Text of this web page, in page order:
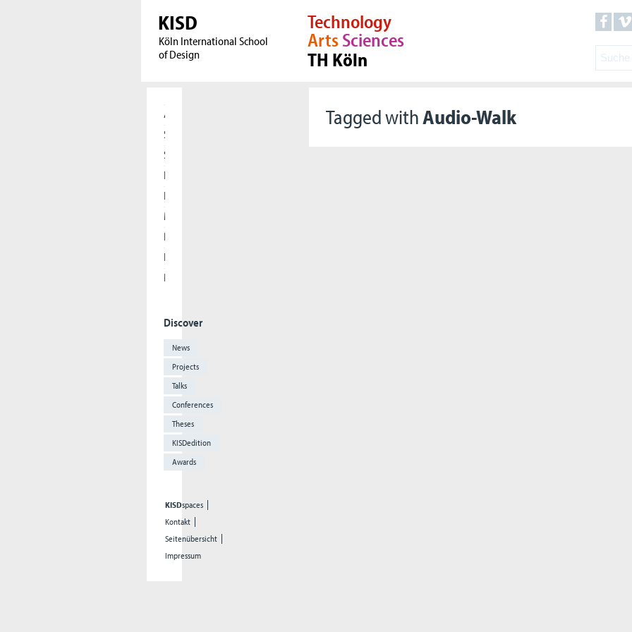
KISD
Köln International School
of Design
Technology
ArtsSciences
TH Köln
Tagged withAudio-Walk
Aktuelles
Studierende
Studieninteressierte
Forschung
International
Meet our Alumni
Presse
Kooperationen
Die KISD
Discover
News
Projects
Talks
Conferences
Theses
KISDedition
Awards
KISDspaces
Kontakt
Seitenübersicht
Impressum